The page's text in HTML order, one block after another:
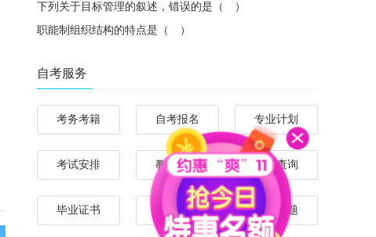
下列关于目标管理的叙述，错误的是（ ）
职能制组织结构的特点是（ ）
自考服务
考务考籍 自考报名 专业计划
考试安排 教材大纲 成绩查询
毕业证书 自考问答 历年试题